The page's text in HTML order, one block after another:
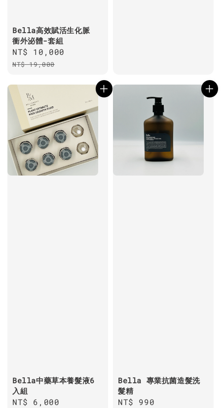
Bella高效賦活生化脈
衝外泌體-套組
Sale
price
NT$ 10,000
NT$ 19,000
Bella中藥草本養髮液6
入組
Regular
NT$ 6,000
Bella 專業抗菌造髮洗
髮精
Regular
NT$ 990